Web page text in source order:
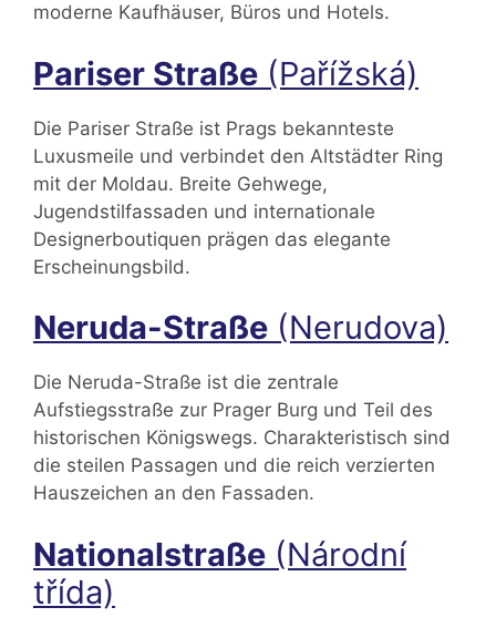
moderne Kaufhäuser, Büros und Hotels.
Pariser Straße (Pařížská)
Die Pariser Straße ist Prags bekannteste
Luxusmeile und verbindet den Altstädter Ring
mit der Moldau. Breite Gehwege,
Jugendstilfassaden und internationale
Designerboutiquen prägen das elegante
Erscheinungsbild.
Neruda-Straße (Nerudova)
Die Neruda-Straße ist die zentrale
Aufstiegsstraße zur Prager Burg und Teil des
historischen Königswegs. Charakteristisch sind
die steilen Passagen und die reich verzierten
Hauszeichen an den Fassaden.
Nationalstraße (Národní
třída)